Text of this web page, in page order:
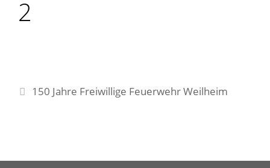
2
150 Jahre Freiwillige Feuerwehr Weilheim